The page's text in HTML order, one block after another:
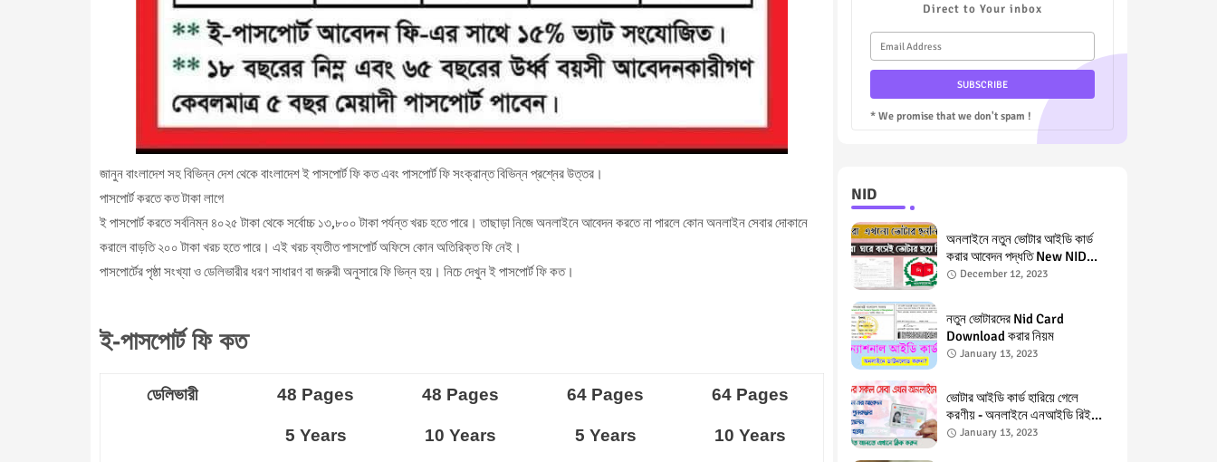
জানুন বাংলাদেশ সহ বিভিন্ন দেশ থেকে বাংলাদেশ ই পাসপোর্ট ফি কত এবং পাসপোর্ট ফি সংক্রান্ত বিভিন্ন প্রশ্নের উত্তর।
পাসপোর্ট করতে কত টাকা লাগে
ই পাসপোর্ট করতে সর্বনিম্ন ৪০২৫ টাকা থেকে সর্বোচ্চ ১৩,৮০০ টাকা পর্যন্ত খরচ হতে পারে। তাছাড়া নিজে অনলাইনে আবেদন করতে না পারলে কোন অনলাইন সেবার দোকানে
করালে বাড়তি ২০০ টাকা খরচ হতে পারে। এই খরচ ব্যতীত পাসপোর্ট অফিসে কোন অতিরিক্ত ফি নেই।
পাসপোর্টের পৃষ্ঠা সংখ্যা ও ডেলিভারীর ধরণ সাধারণ বা জরুরী অনুসারে ফি ভিন্ন হয়। নিচে দেখুন ই পাসপোর্ট ফি কত।
ই-পাসপোর্ট ফি কত
ডেলিভারী 48 Pages 48 Pages 64 Pages 64 Pages
5 Years 10 Years 5 Years 10 Years
Direct to Your inbox
* We promise that we don't spam !
NID
অনলাইনে নতুন ভোটার আইডি কার্ড
করার আবেদন পদ্ধতি New NID
Application in Bangladesh
December 12, 2023
নতুন ভোটারদের Nid Card
Download করার নিয়ম
January 13, 2023
ভোটার আইডি কার্ড হারিয়ে গেলে
করণীয় - অনলাইনে এনআইডি রিইস্যু
Lost NID Card, NID Card
January 13, 2023